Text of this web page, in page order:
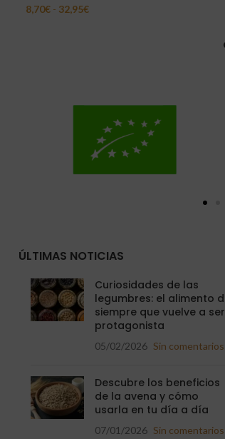
8,70€ - 32,95€
ÚLTIMAS NOTICIAS
Curiosidades de las
legumbres: el alimento
siempre que vuelve a ser
protagonista
05/02/2026 Sin comentarios
Descubre los beneficios
de la avena y cómo
usarla en tu día a día
07/01/2026 Sin comentarios